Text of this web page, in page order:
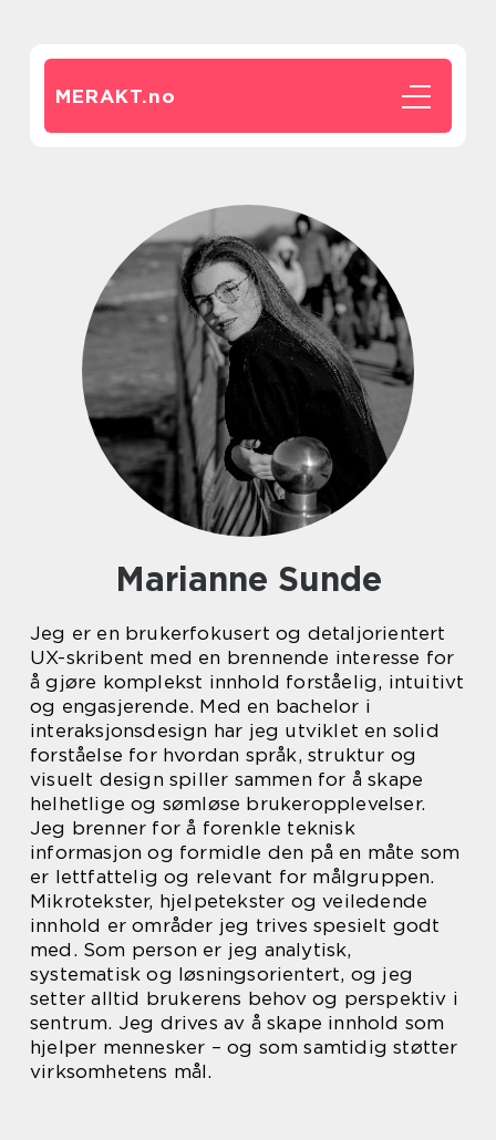
MERAKT.no
Marianne Sunde
Jeg er en brukerfokusert og detaljorientert
UX-skribent med en brennende interesse for
å gjøre komplekst innhold forståelig, intuitivt
og engasjerende. Med en bachelor i
interaksjonsdesign har jeg utviklet en solid
forståelse for hvordan språk, struktur og
visuelt design spiller sammen for å skape
helhetlige og sømløse brukeropplevelser.
Jeg brenner for å forenkle teknisk
informasjon og formidle den på en måte som
er lettfattelig og relevant for målgruppen.
Mikrotekster, hjelpetekster og veiledende
innhold er områder jeg trives spesielt godt
med. Som person er jeg analytisk,
systematisk og løsningsorientert, og jeg
setter alltid brukerens behov og perspektiv i
sentrum. Jeg drives av å skape innhold som
hjelper mennesker – og som samtidig støtter
virksomhetens mål.